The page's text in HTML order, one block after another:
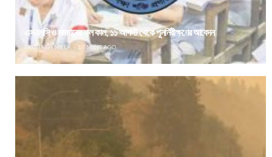
এসএসসি ও সমমানের ফল কাল, ১১ আগস্ট থেকে পুনর্নিরীক্ষণের আবেদন
PROBASH MELA 17 MINS AGO